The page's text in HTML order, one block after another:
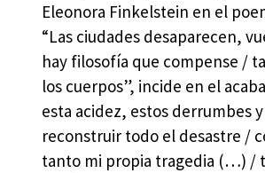
Eleonora Finkelstein en el
“Las ciudades desaparecen,
hay filosofía que compense /
los cuerpos”, incide en el
esta acidez, estos derrumbes
reconstruir todo el desastre /
tanto mi propia tragedia (…) /